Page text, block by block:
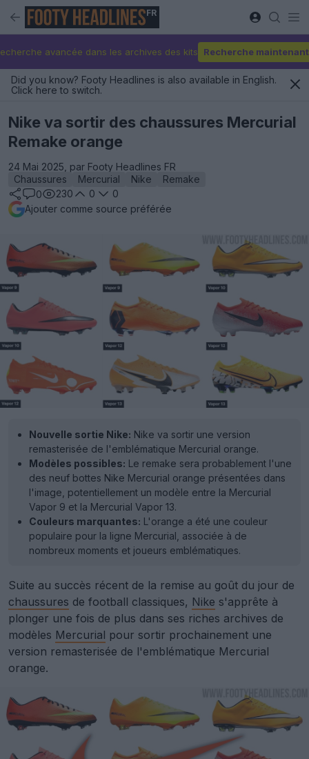
FR
avancée dans les archives des kits Recherche maintenant
Did you know? Footy Headlines is also available in English.
Click here to switch.
Nike va sortir des chaussures Mercurial
Remake orange
24 Mai 2025, par Footy Headlines FR
Chaussures
Mercurial Nike
Remake
0
230 0
0
Ajouter comme source préférée
Nouvelle sortie Nike: Nike va sortir une version
remasterisée de l'emblématique Mercurial orange.
Modèles possibles: Le remake sera probablement l'une
des neuf bottes Nike Mercurial orange présentées dans
l'image, potentiellement un modèle entre la Mercurial
Vapor 9 et la Mercurial Vapor 13.
Couleurs marquantes: L'orange a été une couleur
populaire pour la ligne Mercurial, associée à de
nombreux moments et joueurs emblématiques.
Suite au succès récent de la remise au goût du jour de
chaussures de football classiques, Nike s'apprête à
plonger une fois de plus dans ses riches archives de
modèles Mercurial pour sortir prochainement une
version remasterisée de l'emblématique Mercurial
orange.